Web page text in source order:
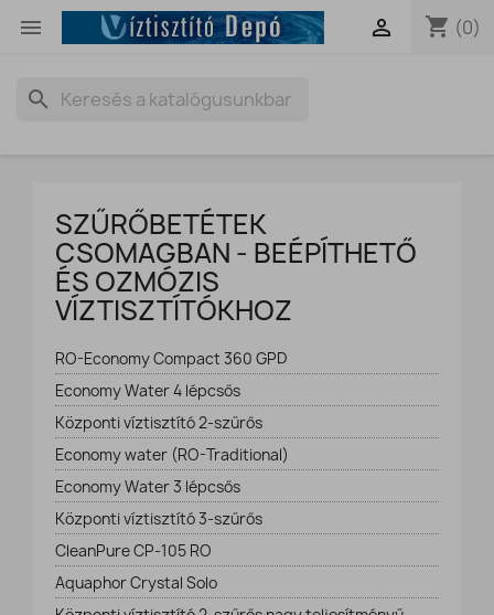
 shopping_cart (0)

search
SZŰRŐBETÉTEK
CSOMAGBAN - BEÉPÍTHETŐ
ÉS OZMÓZIS
VÍZTISZTÍTÓKHOZ
RO-Economy Compact 360 GPD
Economy Water 4 lépcsős
Központi víztisztító 2-szűrős
Economy water (RO-Traditional)
Economy Water 3 lépcsős
Központi víztisztító 3-szűrős
CleanPure CP-105 RO
Aquaphor Crystal Solo